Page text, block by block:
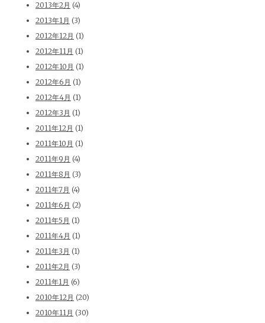
2013年2月 (4)
2013年1月 (3)
2012年12月 (1)
2012年11月 (1)
2012年10月 (1)
2012年6月 (1)
2012年4月 (1)
2012年3月 (1)
2011年12月 (1)
2011年10月 (1)
2011年9月 (4)
2011年8月 (3)
2011年7月 (4)
2011年6月 (2)
2011年5月 (1)
2011年4月 (1)
2011年3月 (1)
2011年2月 (3)
2011年1月 (6)
2010年12月 (20)
2010年11月 (30)